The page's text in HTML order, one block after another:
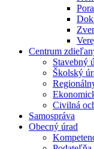
Centrum
Stavebný
Školský
Civilná
Samospráva
Obecný úrad